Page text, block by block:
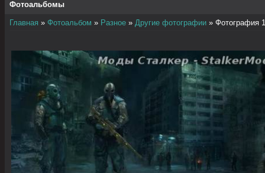
Фотоальбомы
Главная » Фотоальбом » Разное » Другие фотографии » Фотография 1